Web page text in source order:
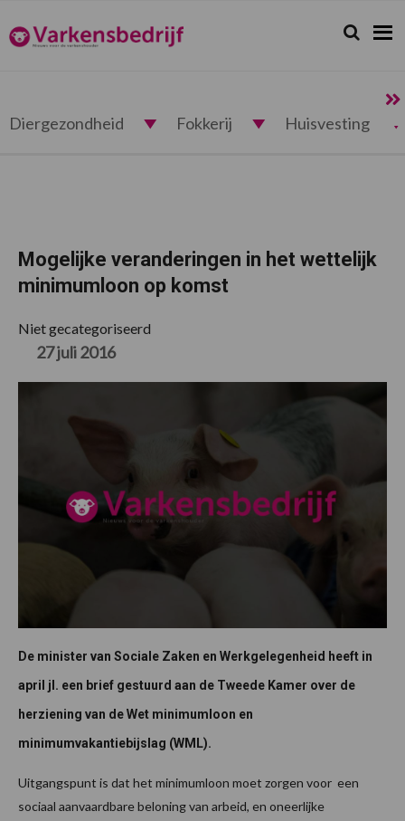
de
hoofdnavigatie
de
hoofd
de
eerste
de
voettekst
Varkensbedrijf.nl Zoeken...
Zoek
Diergezondheid Fokkerij Huisvesting
Mogelijke veranderingen in het wettelijk
minimumloon op komst
Niet gecategoriseerd
27 juli 2016
De minister van Sociale Zaken en Werkgelegenheid heeft in
april jl. een brief gestuurd aan de Tweede Kamer over de
herziening van de Wet minimumloon en
minimumvakantiebijslag (WML).
Uitgangspunt is dat het minimumloon moet zorgen voor een
sociaal aanvaardbare beloning van arbeid, en oneerlijke